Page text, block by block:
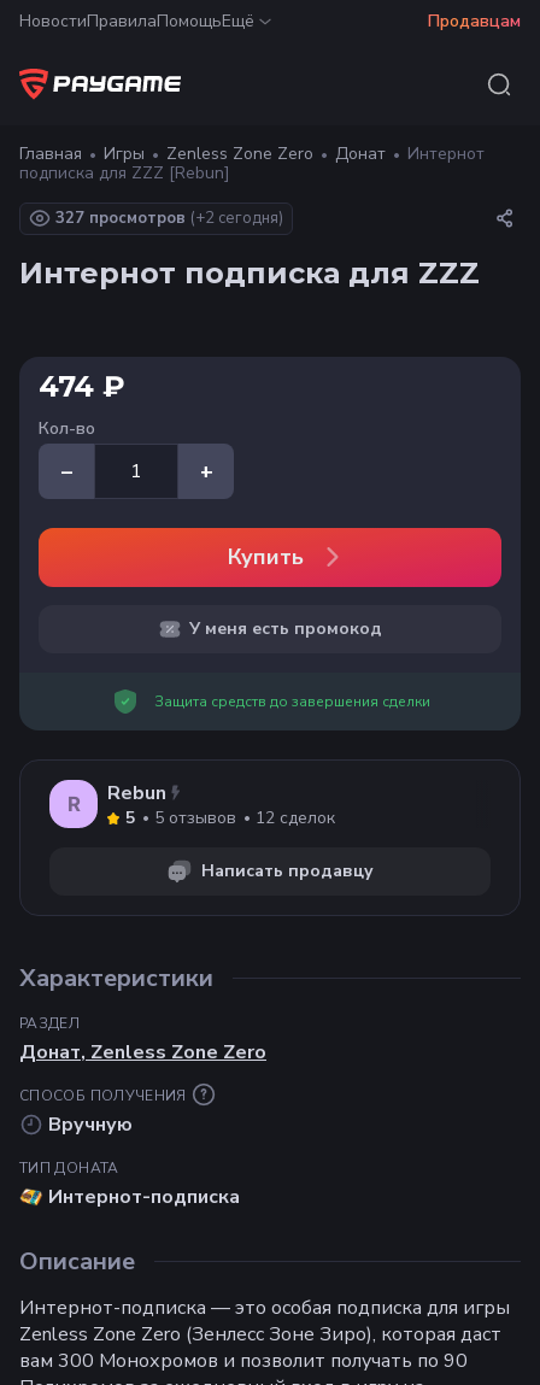
НовостиПравилаПомощьЕщё Продавцам
Главная Игры Zenless Zone Zero Донат
Интернот
подписка для ZZZ [Rebun]
327 просмотров (+2 сегодня)
Интернот подписка для ZZZ
474 ₽
Кол-во
– +
Купить
У меня есть промокод
Защита средств до завершения сделки
R Rebun
5 5 отзывов 12 сделок
Написать продавцу
Характеристики
РАЗДЕЛ
Донат, Zenless Zone Zero
СПОСОБ ПОЛУЧЕНИЯ
Вручную
ТИП ДОНАТА
Интернот-подписка
Описание
Интернот-подписка — это особая подписка для игры
Zenless Zone Zero (Зенлесс Зоне Зиро), которая даст
вам 300 Монохромов и позволит получать по 90